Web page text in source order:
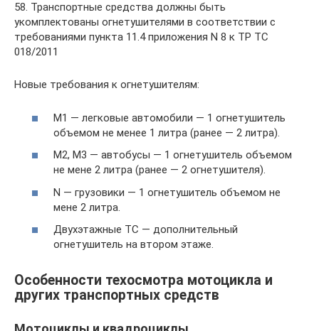
58. Транспортные средства должны быть
укомплектованы огнетушителями в соответствии с
требованиями пункта 11.4 приложения N 8 к ТР ТС
018/2011
Новые требования к огнетушителям:
М1 — легковые автомобили — 1 огнетушитель
объемом не менее 1 литра (ранее — 2 литра).
M2, M3 — автобусы — 1 огнетушитель объемом
не мене 2 литра (ранее — 2 огнетушителя).
N — грузовики — 1 огнетушитель объемом не
мене 2 литра.
Двухэтажные ТС — дополнительный
огнетушитель на втором этаже.
Особенности техосмотра мотоцикла и
других транспортных средств